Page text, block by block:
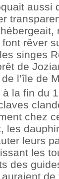
rêver
singes
de
l’île de
la fin du
chez
les
leurs
les
des